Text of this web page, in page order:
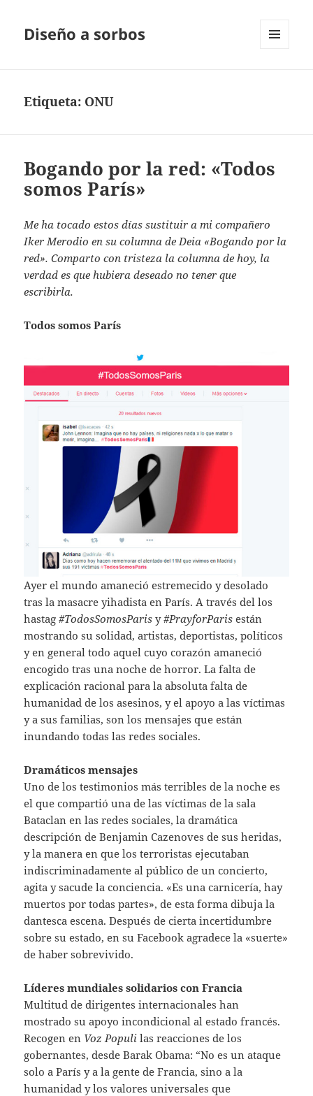
Diseño a sorbos
Etiqueta: ONU
Bogando por la red: «Todos
somos París»
Me ha tocado estos días sustituir a mi compañero
Iker Merodio en su columna de Deia «Bogando por la
red». Comparto con tristeza la columna de hoy, la
verdad es que hubiera deseado no tener que
escribirla.
Todos somos París
Ayer el mundo amaneció estremecido y desolado
tras la masacre yihadista en París. A través del los
hastag#TodosSomosParis y#PrayforParis están
mostrando su solidad, artistas, deportistas, políticos
y en general todo aquel cuyo corazón amaneció
encogido tras una noche de horror. La falta de
explicación racional para la absoluta falta de
humanidad de los asesinos, y el apoyo a las víctimas
y a sus familias, son los mensajes que están
inundando todas las redes sociales.
Dramáticos mensajes
Uno de los testimonios más terribles de la noche es
el que compartió una de las víctimas de la sala
Bataclan en las redes sociales, la dramática
descripción de Benjamin Cazenoves de sus heridas,
y la manera en que los terroristas ejecutaban
indiscriminadamente al público de un concierto,
agita y sacude la conciencia. «Es una carnicería, hay
muertos por todas partes», de esta forma dibuja la
dantesca escena. Después de cierta incertidumbre
sobre su estado, en su Facebook agradece la «suerte»
de haber sobrevivido.
Líderes mundiales solidarios con Francia
Multitud de dirigentes internacionales han
mostrado su apoyo incondicional al estado francés.
Recogen en Voz Populi las reacciones de los
gobernantes, desde Barak Obama: “No es un ataque
solo a París y a la gente de Francia, sino a la
humanidad y los valores universales que